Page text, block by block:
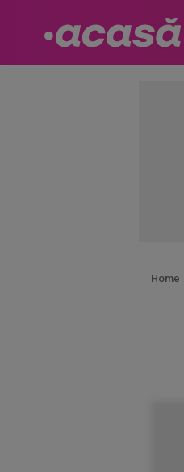
Home